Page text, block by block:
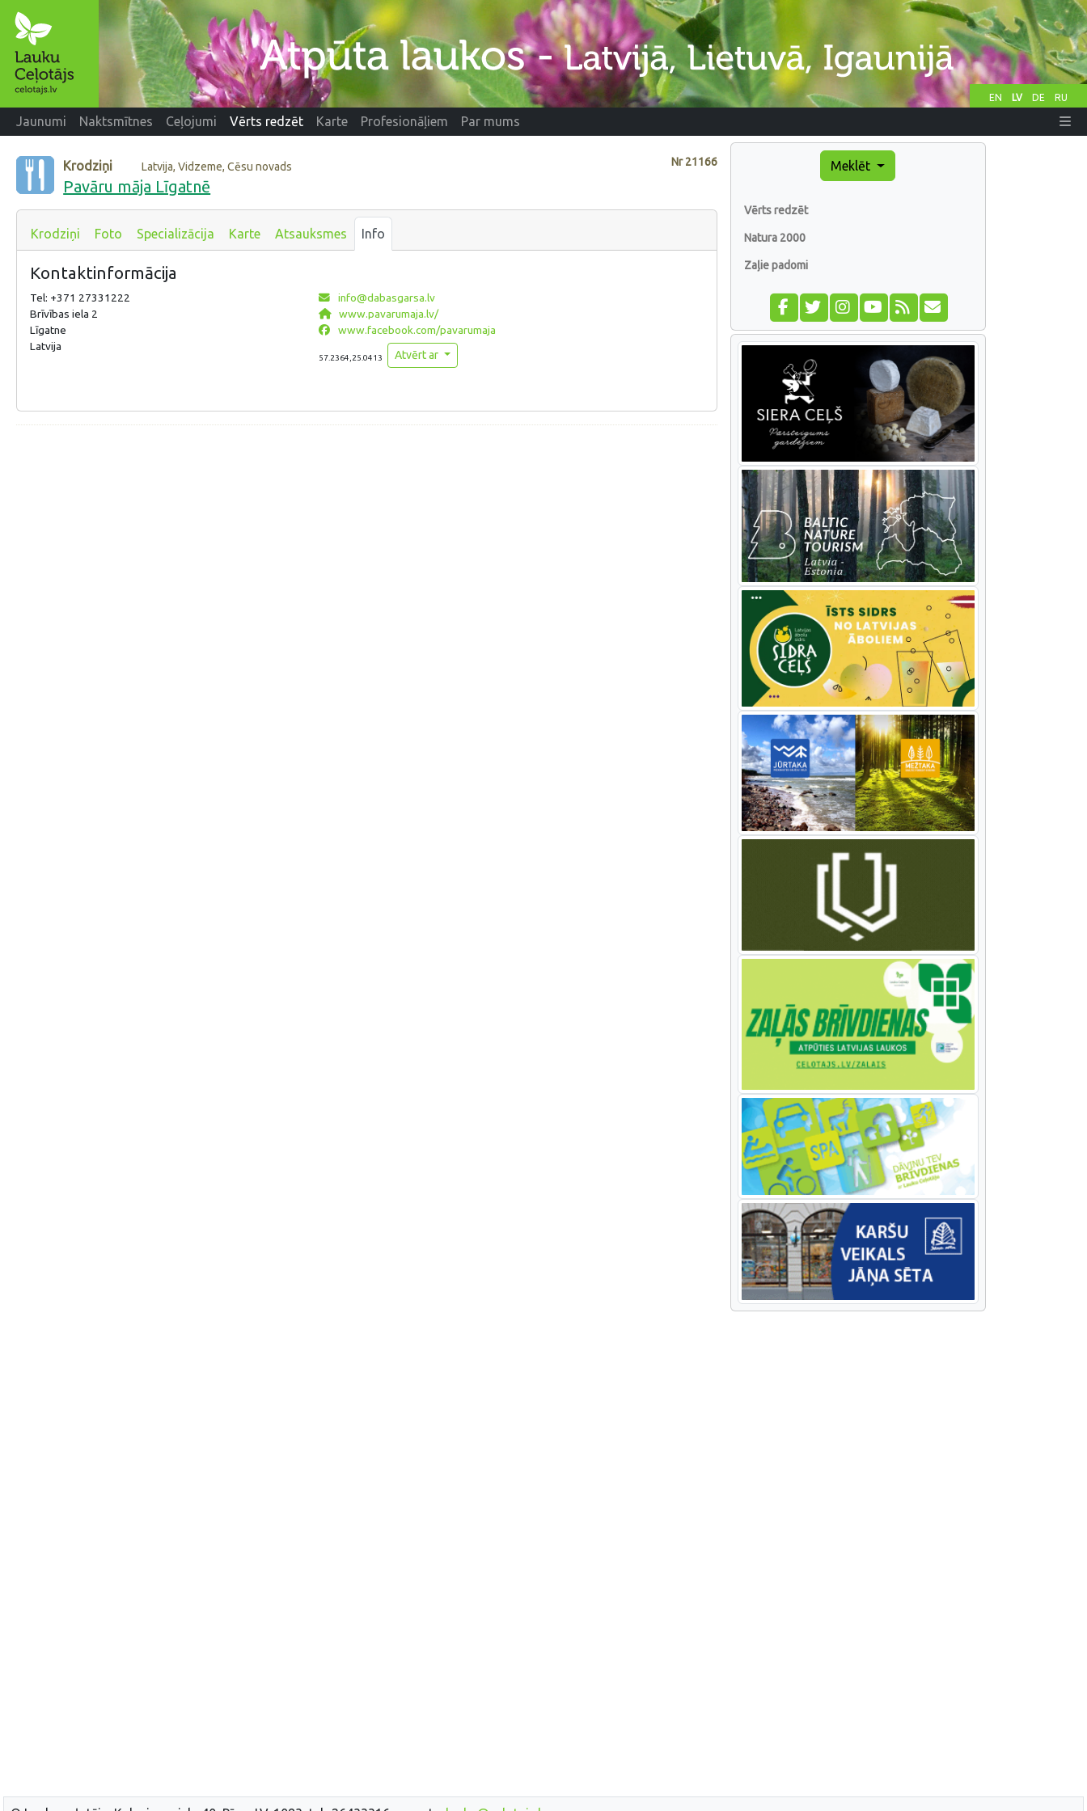
EN LV DE RU
Jaunumi Naktsmītnes Ceļojumi Vērts redzēt Karte Profesionāļiem Par mums
Nr21166
Krodziņi Latvija, Vidzeme, Cēsu novads
Pavāru māja Līgatnē
Krodziņi Foto Specializācija Karte Atsauksmes Info
Kontaktinformācija
Tel: +371 27331222
Brīvības iela 2
Līgatne
Latvija
info@dabasgarsa.lv
www.pavarumaja.lv/
www.facebook.com/pavarumaja
57.2364,25.0413 Atvērt ar
Meklēt
Vērts redzēt
Natura 2000
Zaļie padomi